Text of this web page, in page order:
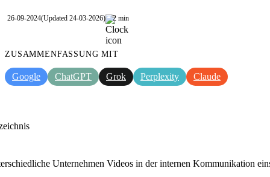
26-09-2024(Updated 24-03-2026) 2 min
ZUSAMMENFASSUNG MIT
Google ChatGPT Grok Perplexity Claude
Unternehmen Videos in der internen Kommunikation